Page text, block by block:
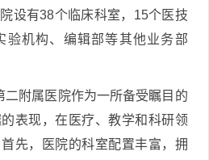
设有38个临床科室，15个医技
验机构、编辑部等其他业务部
二附属医院作为一所备受瞩目的
表现，在医疗、教学和科研领
先，医院的科室配置丰富，拥